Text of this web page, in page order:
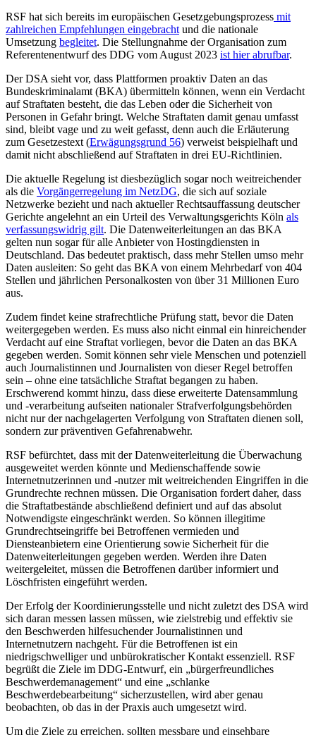
RSF hat sich bereits im europäischen Gesetzgebungsprozess mit
zahlreichen Empfehlungen eingebracht und die nationale
Umsetzung begleitet. Die Stellungnahme der Organisation zum
Referentenentwurf des DDG vom August 2023 ist hier abrufbar.
Der DSA sieht vor, dass Plattformen proaktiv Daten an das
Bundeskriminalamt (BKA) übermitteln können, wenn ein Verdacht
auf Straftaten besteht, die das Leben oder die Sicherheit von
Personen in Gefahr bringt. Welche Straftaten damit genau umfasst
sind, bleibt vage und zu weit gefasst, denn auch die Erläuterung
zum Gesetzestext (Erwägungsgrund 56) verweist beispielhaft und
damit nicht abschließend auf Straftaten in drei EU-Richtlinien.
Die aktuelle Regelung ist diesbezüglich sogar noch weitreichender
als die Vorgängerregelung im NetzDG, die sich auf soziale
Netzwerke bezieht und nach aktueller Rechtsauffassung deutscher
Gerichte angelehnt an ein Urteil des Verwaltungsgerichts Köln als
verfassungswidrig gilt. Die Datenweiterleitungen an das BKA
gelten nun sogar für alle Anbieter von Hostingdiensten in
Deutschland. Das bedeutet praktisch, dass mehr Stellen umso mehr
Daten ausleiten: So geht das BKA von einem Mehrbedarf von 404
Stellen und jährlichen Personalkosten von über 31 Millionen Euro
aus.
Zudem findet keine strafrechtliche Prüfung statt, bevor die Daten
weitergegeben werden. Es muss also nicht einmal ein hinreichender
Verdacht auf eine Straftat vorliegen, bevor die Daten an das BKA
gegeben werden. Somit können sehr viele Menschen und potenziell
auch Journalistinnen und Journalisten von dieser Regel betroffen
sein – ohne eine tatsächliche Straftat begangen zu haben.
Erschwerend kommt hinzu, dass diese erweiterte Datensammlung
und -verarbeitung aufseiten nationaler Strafverfolgungsbehörden
nicht nur der nachgelagerten Verfolgung von Straftaten dienen soll,
sondern zur präventiven Gefahrenabwehr.
RSF befürchtet, dass mit der Datenweiterleitung die Überwachung
ausgeweitet werden könnte und Medienschaffende sowie
Internetnutzerinnen und -nutzer mit weitreichenden Eingriffen in die
Grundrechte rechnen müssen. Die Organisation fordert daher, dass
die Straftatbestände abschließend definiert und auf das absolut
Notwendigste eingeschränkt werden. So können illegitime
Grundrechtseingriffe bei Betroffenen vermieden und
Diensteanbietern eine Orientierung sowie Sicherheit für die
Datenweiterleitungen gegeben werden. Werden ihre Daten
weitergeleitet, müssen die Betroffenen darüber informiert und
Löschfristen eingeführt werden.
Der Erfolg der Koordinierungsstelle und nicht zuletzt des DSA wird
sich daran messen lassen müssen, wie zielstrebig und effektiv sie
den Beschwerden hilfesuchender Journalistinnen und
Internetnutzern nachgeht. Für die Betroffenen ist ein
niedrigschwelliger und unbürokratischer Kontakt essenziell. RSF
begrüßt die Ziele im DDG-Entwurf, ein „bürgerfreundliches
Beschwerdemanagement“ und eine „schlanke
Beschwerdebearbeitung“ sicherzustellen, wird aber genau
beobachten, ob das in der Praxis auch umgesetzt wird.
Um die Ziele zu erreichen, sollten messbare und einsehbare